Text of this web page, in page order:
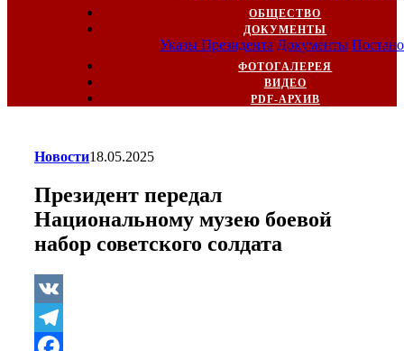
ОБЩЕСТВО
ДОКУМЕНТЫ
Указы Президента Документы
ФОТОГАЛЕРЕЯ
ВИДЕО
PDF-АРХИВ
Новости18.05.2025
Президент передал
Национальному музею боевой
набор советского солдата
VK
Telegram